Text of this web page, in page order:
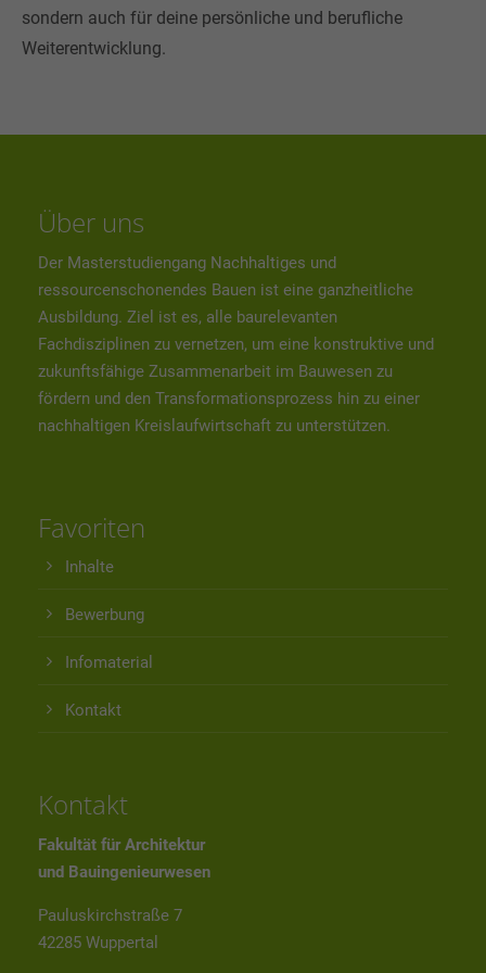
+44 1234 567 890
Lorem ipsum dolor sit amet, consectetuer adipiscing elit.
Aenean commodo ligula eget dolor. Aenean massa. Cum
sociis natoque penatibus et magnis dis parturient montes,
nascetur ridiculus mus. Donec quam felis, ultricies nec.
sondern auch für deine persönliche und berufliche
Weiterentwicklung.
Über uns
Der Masterstudiengang Nachhaltiges und
ressourcenschonendes Bauen ist eine ganzheitliche
Ausbildung. Ziel ist es, alle baurelevanten
Fachdisziplinen zu vernetzen, um eine konstruktive und
zukunftsfähige Zusammenarbeit im Bauwesen zu
fördern und den Transformationsprozess hin zu einer
nachhaltigen Kreislaufwirtschaft zu unterstützen.
Favoriten
Inhalte
Bewerbung
Infomaterial
Kontakt
Kontakt
Fakultät für Architektur
und Bauingenieurwesen
Pauluskirchstraße 7
42285 Wuppertal